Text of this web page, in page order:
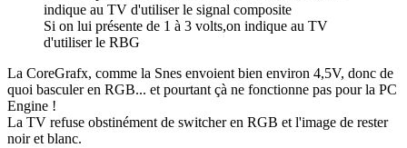
indique au TV d'utiliser le signal composite
Si on lui présente de 1 à 3 volts,on indique au TV
d'utiliser le RBG
La CoreGrafx, comme la Snes envoient bien environ 4,5V, donc de
quoi basculer en RGB... et pourtant çà ne fonctionne pas pour la PC
Engine !
La TV refuse obstinément de switcher en RGB et l'image de rester
noir et blanc.